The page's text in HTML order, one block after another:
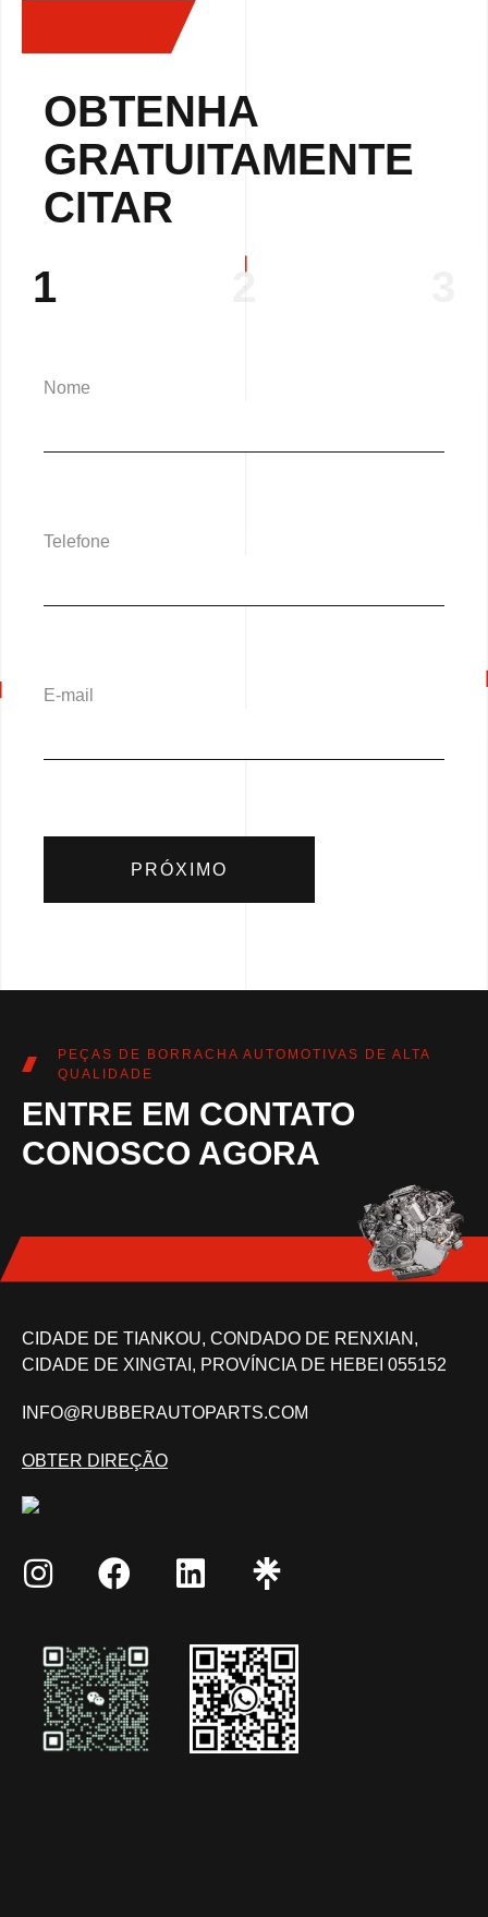
OBTENHA
GRATUITAMENTE
CITAR
1
2 3
Nome
Telefone
E-mail
PRÓXIMO
PEÇAS DE BORRACHA AUTOMOTIVAS DE ALTA
QUALIDADE
ENTRE EM CONTATO
CONOSCO AGORA
CIDADE DE TIANKOU, CONDADO DE RENXIAN,
CIDADE DE XINGTAI, PROVÍNCIA DE HEBEI 055152
INFO@RUBBERAUTOPARTS.COM
OBTER DIREÇÃO